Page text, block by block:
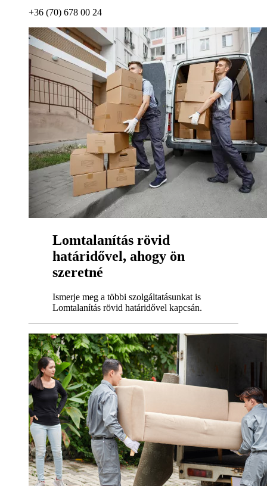
+36 (70) 678 00 24
Lomtalanítás rövid
határidővel, ahogy ön
szeretné
Ismerje meg a többi szolgáltatásunkat is
Lomtalanítás rövid határidővel kapcsán.